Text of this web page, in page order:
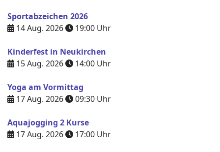
Sportabzeichen 2026
14 Aug. 2026
19:00 Uhr
Kinderfest in Neukirchen
15 Aug. 2026
14:00 Uhr
Yoga am Vormittag
17 Aug. 2026
09:30 Uhr
Aquajogging 2 Kurse
17 Aug. 2026
17:00 Uhr